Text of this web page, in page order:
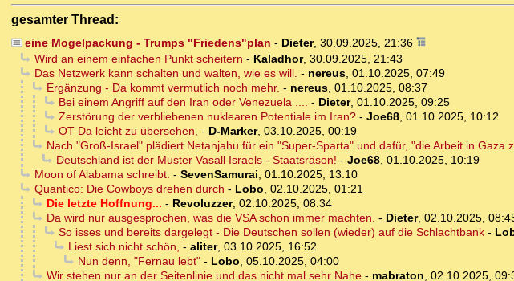
gesamter Thread:
eine Mogelpackung - Trumps "Friedens"plan - Dieter, 30.09.2025, 21:36
Wird an einem einfachen Punkt scheitern - Kaladhor, 30.09.2025, 21:43
Das Netzwerk kann schalten und walten, wie es will. - nereus, 01.10.2025, 07:49
Ergänzung - Da kommt vermutlich noch mehr. - nereus, 01.10.2025, 08:37
Bei einem Angriff auf den Iran oder Venezuela .... - Dieter, 01.10.2025, 09:25
Zerstörung der verbliebenen nuklearen Potentiale im Iran?- Joe68, 01.10.2025, 10:12
OT Da leicht zu übersehen, - D-Marker, 03.10.2025, 00:19
Nach "Groß-Israel" plädiert Netanjahu für ein "Super-Sparta" und dafür, "die Arbeit in Gaza
Deutschland ist der Muster Vasall Israels - Staatsräson! - Joe68, 01.10.2025, 10:19
Moon of Alabama schreibt: - SevenSamurai, 01.10.2025, 13:10
Quantico: Die Cowboys drehen durch - Lobo, 02.10.2025, 01:21
Die letzte Hoffnung... - Revoluzzer, 02.10.2025, 08:34
Da wird nur ausgesprochen, was die VSA schon immer machten. - Dieter, 02.10.2025,
So isses und bereits dargelegt - Die Deutschen sollen (wieder) auf die Schlachtbank-
Liest sich nicht schön, - aliter, 03.10.2025, 16:52
Nun denn, "Fernau lebt"- Lobo, 05.10.2025, 04:00
Wir stehen nur an der Seitenlinie und das nicht mal sehr Nahe- mabraton, 02.10.2025,